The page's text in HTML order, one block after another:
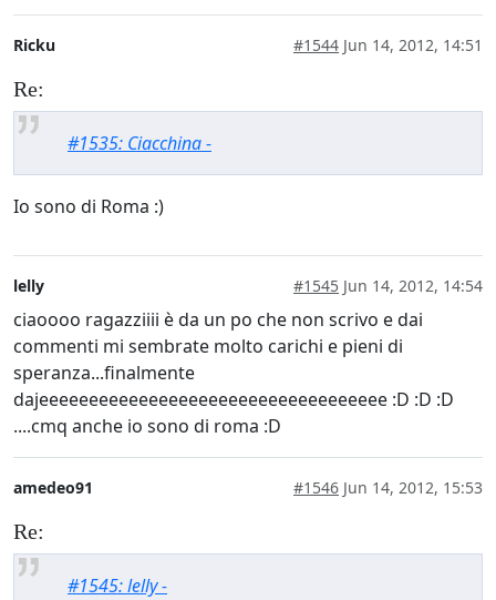
Ricku #1544 Jun 14, 2012, 14:51
Re:
#1535: Ciacchina -
Io sono di Roma :)
lelly #1545 Jun 14, 2012, 14:54
ciaoooo ragazziiii è da un po che non scrivo e dai
commenti mi sembrate molto carichi e pieni di
speranza...finalmente
dajeeeeeeeeeeeeeeeeeeeeeeeeeeeeeeeeeee :D :D :D
....cmq anche io sono di roma :D
amedeo91 #1546 Jun 14, 2012, 15:53
Re:
#1545: lelly -